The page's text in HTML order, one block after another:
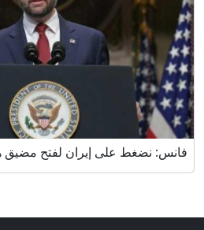
فانس: نضغط على إيران لفتح